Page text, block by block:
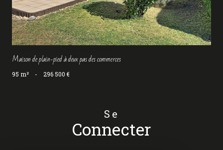
Maison de plain-pied à deux pas des commerces
95 m² - 296 500 €
Se
connecter